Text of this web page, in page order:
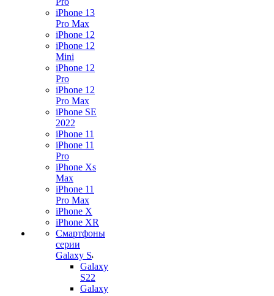
iPhone 13
Pro Max
iPhone 12
iPhone 12
Mini
iPhone 12
Pro
iPhone 12
Pro Max
iPhone SE
2022
iPhone 11
iPhone 11
Pro
iPhone Xs
Max
iPhone 11
Pro Max
iPhone X
iPhone XR
Смартфоны
серии
Galaxy S
Galaxy
S22
Galaxy